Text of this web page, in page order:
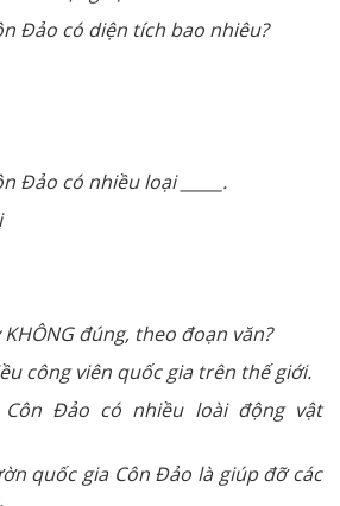
Đảo có diện tích bao nhiêu?
Đảo có nhiều loại _____.
đúng, theo đoạn văn?
công viên quốc gia trên thế giới.
Đảo có nhiều loài động vật
quốc gia Côn Đảo là giúp đỡ các